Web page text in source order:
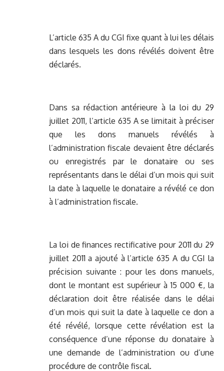
L’article 635 A du CGI fixe quant à lui les délais
dans lesquels les dons révélés doivent être
déclarés.
Dans sa rédaction antérieure à la loi du 29
juillet 2011, l’article 635 A se limitait à préciser
que les dons manuels révélés à
l’administration fiscale devaient être déclarés
ou enregistrés par le donataire ou ses
représentants dans le délai d’un mois qui suit
la date à laquelle le donataire a révélé ce don
à l’administration fiscale.
La loi de finances rectificative pour 2011 du 29
juillet 2011 a ajouté à l’article 635 A du CGI la
précision suivante : pour les dons manuels,
dont le montant est supérieur à 15 000 €, la
déclaration doit être réalisée dans le délai
d’un mois qui suit la date à laquelle ce don a
été révélé, lorsque cette révélation est la
conséquence d’une réponse du donataire à
une demande de l’administration ou d’une
procédure de contrôle fiscal.